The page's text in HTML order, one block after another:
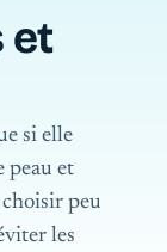
et
si elle
peau et
peu
les